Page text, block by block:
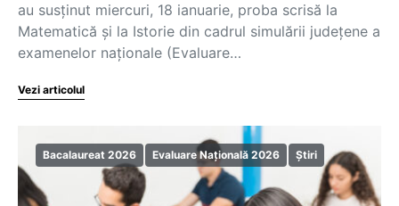
au susținut miercuri, 18 ianuarie, proba scrisă la
Matematică și la Istorie din cadrul simulării județene a
examenelor naționale (Evaluare…
Vezi articolul
Bacalaureat 2026 Evaluare Națională 2026 Știri